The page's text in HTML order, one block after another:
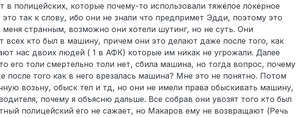
в полицейских, которые почему-то использовали тяжёлое локёрное
так к слову, ибо они не знали что предпримет Эдди, поэтому это
меня странным, возможно они хотели шутинг, но не суть. Они
всех кто был в машину, причем они это делают даже после того, как
нас двоих людей ( 1 в АФК) которые им никак не угрожали. Далее
его толи смертельно толи нет, сбила машина, но тогда вопрос, почему
после того как в него врезалась машина? Мне это не понятно. Потом
возьну, обыск тел и тд, но они не имели права обыскивать машину,
почему я объясню дальше. Все собрав они увозят того кто был
полицейский его не сажает, но Макаров ему не возвращают (Речь